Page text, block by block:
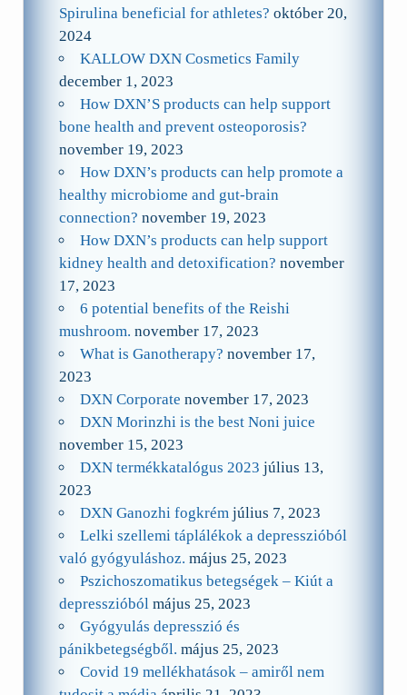
Spirulina beneficial for athletes? október 20,
2024
KALLOW DXN Cosmetics Family
december 1, 2023
How DXN’S products can help support
bone health and prevent osteoporosis?
november 19, 2023
How DXN’s products can help promote a
healthy microbiome and gut-brain
connection? november 19, 2023
How DXN’s products can help support
kidney health and detoxification? november
17, 2023
6 potential benefits of the Reishi
mushroom. november 17, 2023
What is Ganotherapy? november 17,
2023
DXN Corporate november 17, 2023
DXN Morinzhi is the best Noni juice
november 15, 2023
DXN termékkatalógus 2023 július 13,
2023
DXN Ganozhi fogkrém július 7, 2023
Lelki szellemi táplálékok a depresszióból
való gyógyuláshoz. május 25, 2023
Pszichoszomatikus betegségek – Kiút a
depresszióból május 25, 2023
Gyógyulás depresszió és
pánikbetegségből. május 25, 2023
Covid 19 mellékhatások – amiről nem